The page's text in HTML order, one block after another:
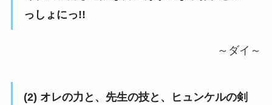
っしょにっ!!
～ダイ～
(2) オレの力と、先生の技と、ヒュンケルの剣